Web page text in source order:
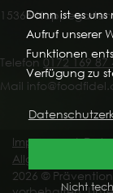
Dann ist es
Aufruf unserer
Funktionen
Verfügung zu
Nicht
15366
Telefon 0172 169 87
Mail
Impressum|
Allgemeine
2026 ©